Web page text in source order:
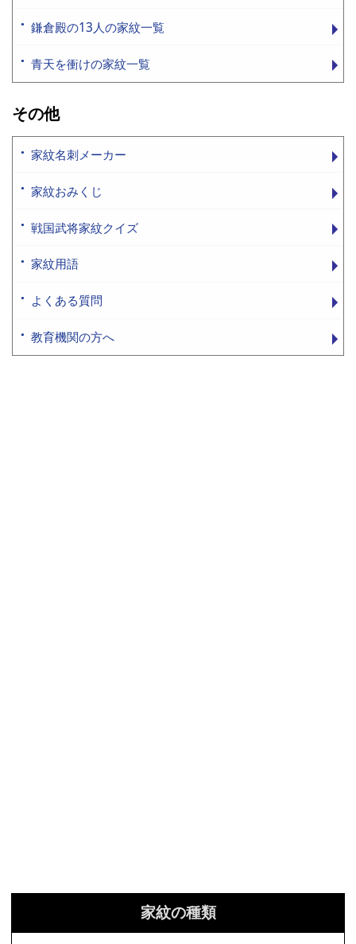
鎌倉殿の13人の家紋一覧
青天を衝けの家紋一覧
その他
家紋名刺メーカー
家紋おみくじ
戦国武将家紋クイズ
家紋用語
よくある質問
教育機関の方へ
家紋の種類